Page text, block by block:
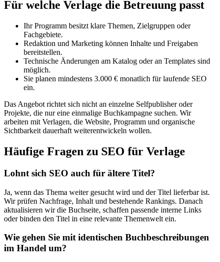
Für welche Verlage die Betreuung passt
Ihr Programm besitzt klare Themen, Zielgruppen oder
Fachgebiete.
Redaktion und Marketing können Inhalte und Freigaben
bereitstellen.
Technische Änderungen am Katalog oder an Templates sind
möglich.
Sie planen mindestens 3.000 € monatlich für laufende SEO
ein.
Das Angebot richtet sich nicht an einzelne Selfpublisher oder
Projekte, die nur eine einmalige Buchkampagne suchen. Wir
arbeiten mit Verlagen, die Website, Programm und organische
Sichtbarkeit dauerhaft weiterentwickeln wollen.
Häufige Fragen zu SEO für Verlage
Lohnt sich SEO auch für ältere Titel?
Ja, wenn das Thema weiter gesucht wird und der Titel lieferbar ist.
Wir prüfen Nachfrage, Inhalt und bestehende Rankings. Danach
aktualisieren wir die Buchseite, schaffen passende interne Links
oder binden den Titel in eine relevante Themenwelt ein.
Wie gehen Sie mit identischen Buchbeschreibungen
im Handel um?